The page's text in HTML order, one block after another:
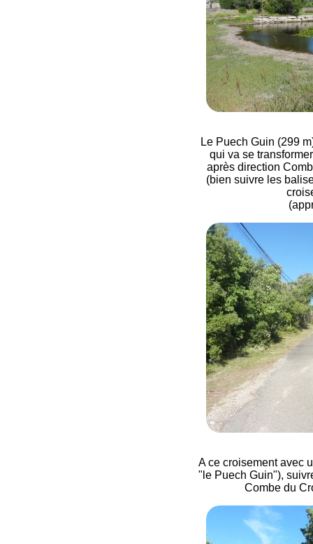
Le Puech Guin (299
qui va se
après direction
(bien suivre les
A ce croisement avec
"le Puech Guin"),
Combe du